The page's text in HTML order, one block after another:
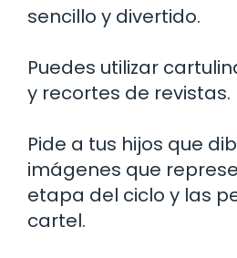
sencillo y divertido.
Puedes utilizar
y recortes de revistas.
Pide a tus hijos que
imágenes que
etapa del ciclo y las
cartel.